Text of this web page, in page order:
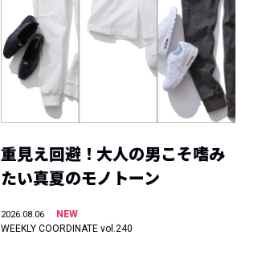
重見え回避！大人の男こそ嗜み
たい真夏のモノトーン
2026.08.06
NEW
WEEKLY COORDINATE vol.240